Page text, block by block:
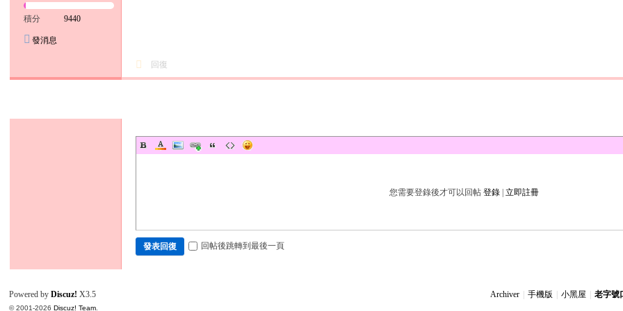
積分 9440
發消息
回復
您需要登錄後才可以回帖 登錄| 立即註冊
發表回復 回帖後跳轉到最後一頁
Archiver 手機版 小黑屋 老字號
Powered byDiscuz! X3.5
© 2001-2026Discuz! Team